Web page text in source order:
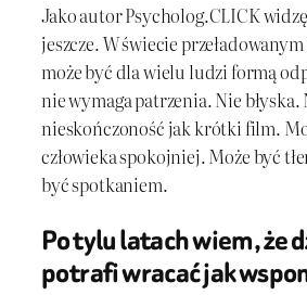
Jako autor Psycholog.CLICK
jeszcze. W świecie
może być dla wielu ludzi formą
nie wymaga patrzenia. Nie
nieskończoność jak krótki film.
człowieka spokojniej. Może być
być spotkaniem.
Po tylu latach wiem, że
potrafi wracać jak